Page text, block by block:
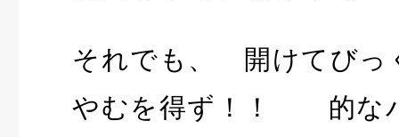
それでも、 開けてび
やむを得ず！！ 的な